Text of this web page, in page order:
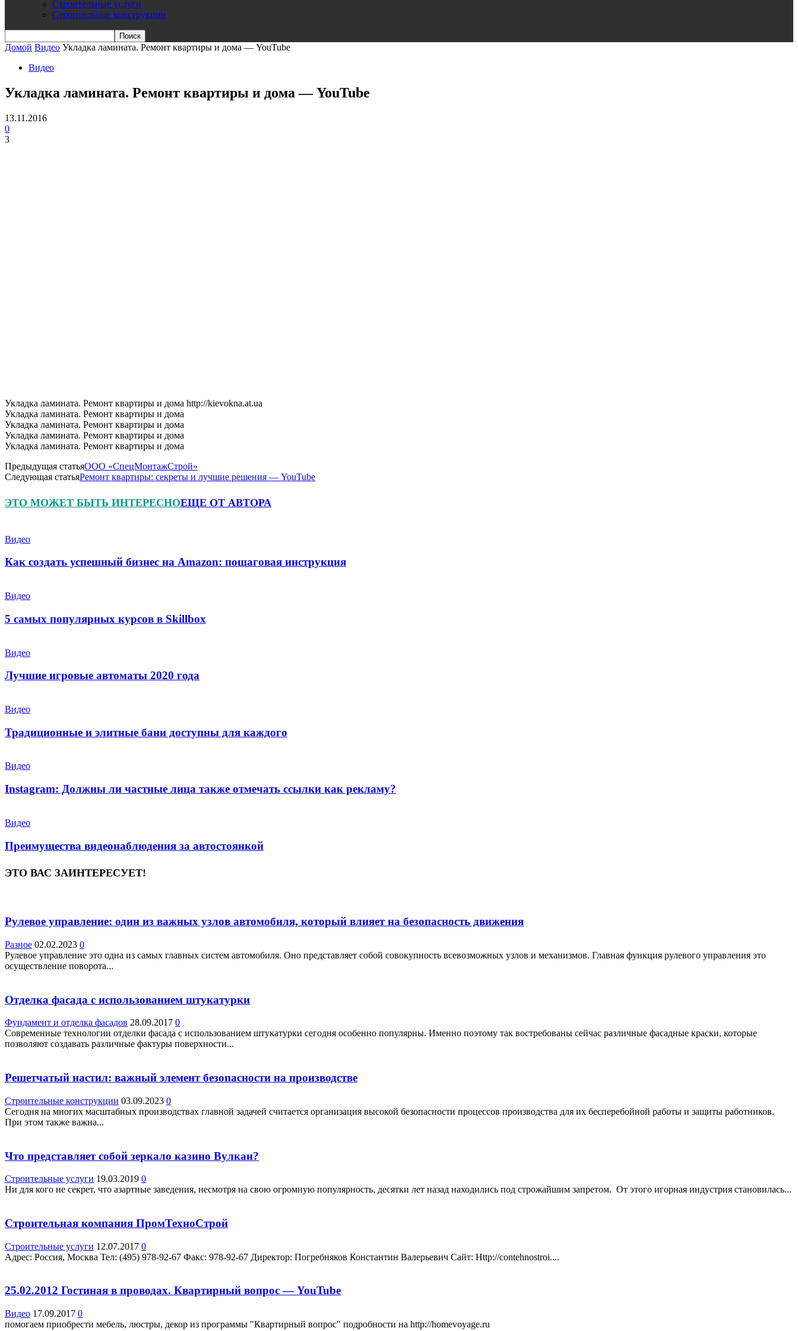
Строительные услуги
Строительные конструкции
Домой Видео Укладка ламината. Ремонт квартиры и дома — YouTube
Видео
Укладка ламината. Ремонт квартиры и дома — YouTube
13.11.2016
0
3
Укладка ламината. Ремонт квартиры и дома http://kievokna.at.ua
Укладка ламината. Ремонт квартиры и дома
Укладка ламината. Ремонт квартиры и дома
Укладка ламината. Ремонт квартиры и дома
Укладка ламината. Ремонт квартиры и дома
Предыдущая статьяООО «СпецМонтажСтрой»
Следующая статьяРемонт квартиры: секреты и лучшие решения — YouTube
ЭТО МОЖЕТ БЫТЬ ИНТЕРЕСНОЕЩЕ ОТ АВТОРА
Видео
Как создать успешный бизнес на Amazon: пошаговая инструкция
Видео
5 самых популярных курсов в Skillbox
Видео
Лучшие игровые автоматы 2020 года
Видео
Традиционные и элитные бани доступны для каждого
Видео
Instagram: Должны ли частные лица также отмечать ссылки как рекламу?
Видео
Преимущества видеонаблюдения за автостоянкой
ЭТО ВАС ЗАИНТЕРЕСУЕТ!
Рулевое управление: один из важных узлов автомобиля, который влияет на безопасность движения
Разное 02.02.2023 0
Рулевое управление это одна из самых главных систем автомобиля. Оно представляет собой совокупность всевозможных узлов и механизмов. Главная функция рулевого управления это
осуществление поворота...
Отделка фасада с использованием штукатурки
Фундамент и отделка фасадов 28.09.2017 0
Современные технологии отделки фасада с использованием штукатурки сегодня особенно популярны. Именно поэтому так востребованы сейчас различные фасадные краски, которые
позволяют создавать различные фактуры поверхности...
Решетчатый настил: важный элемент безопасности на производстве
Строительные конструкции 03.09.2023 0
Сегодня на многих масштабных производствах главной задачей считается организация высокой безопасности процессов производства для их бесперебойной работы и защиты работников.
При этом также важна...
Что представляет собой зеркало казино Вулкан?
Строительные услуги 19.03.2019 0
Ни для кого не секрет, что азартные заведения, несмотря на свою огромную популярность, десятки лет назад находились под строжайшим запретом. От этого игорная индустрия становилась...
Строительная компания ПромТехноСтрой
Строительные услуги 12.07.2017 0
Адрес: Россия, Москва Teл: (495) 978-92-67 Факс: 978-92-67 Директор: Погребняков Константин Валерьевич Сайт: Http://contehnostroi....
25.02.2012 Гостиная в проводах. Квартирный вопрос — YouTube
Видео 17.09.2017 0
помогаем приобрести мебель, люстры, декор из программы "Квартирный вопрос" подробности на http://homevoyage.ru